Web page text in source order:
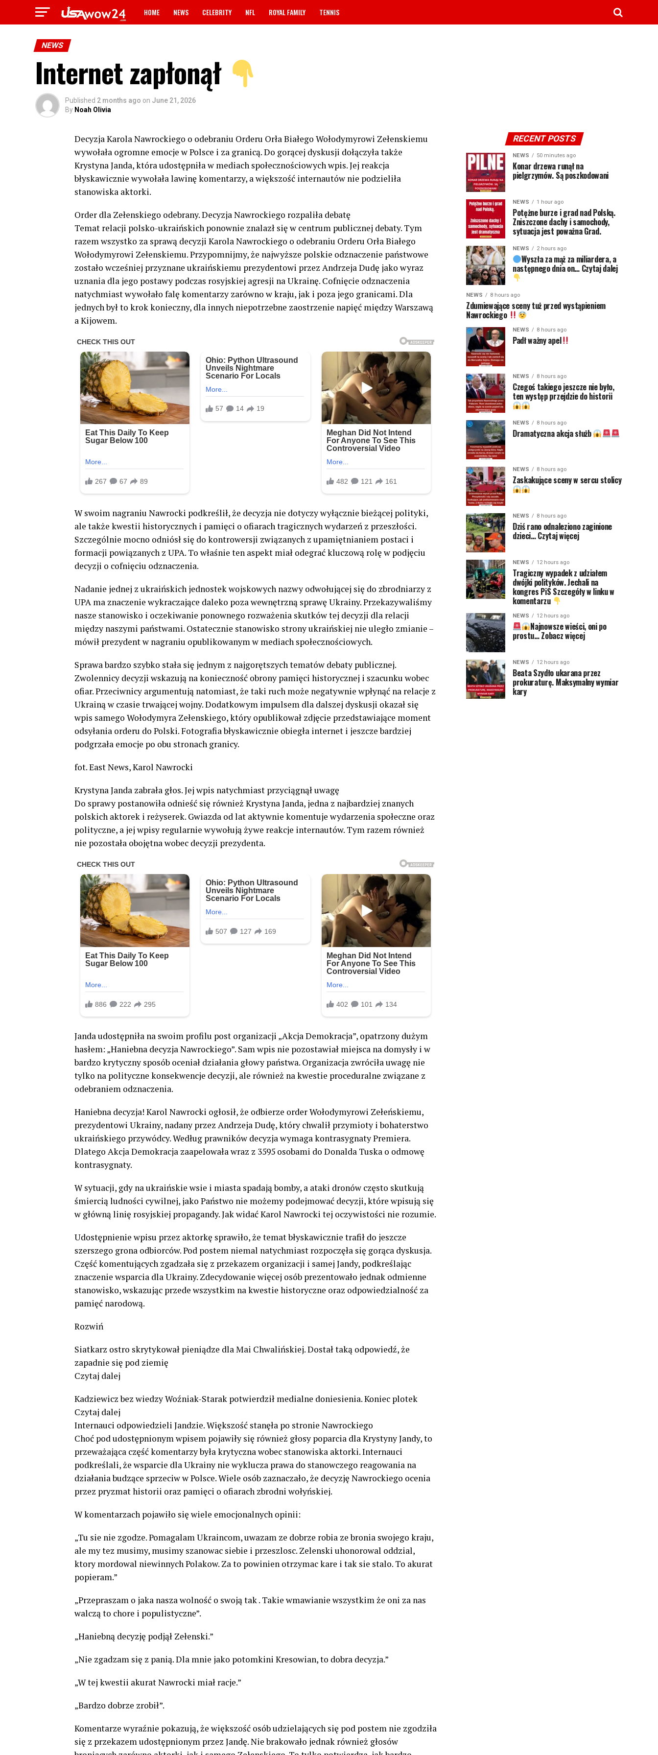
HOME NEWS CELEBRITY NFL ROYAL FAMILY TENNIS
NEWS
Internet zapłonął
Published 2 months ago on June 21, 2026
By Noah Olivia
Decyzja Karola Nawrockiego o odebraniu Orderu Orła Białego Wołodymyrowi Zełenskiemu
wywołała ogromne emocje w Polsce i za granicą. Do gorącej dyskusji dołączyła także
Krystyna Janda, która udostępniła w mediach społecznościowych wpis. Jej reakcja
błyskawicznie wywołała lawinę komentarzy, a większość internautów nie podzieliła
stanowiska aktorki.
Order dla Zełenskiego odebrany. Decyzja Nawrockiego rozpaliła debatę
Temat relacji polsko-ukraińskich ponownie znalazł się w centrum publicznej debaty. Tym
razem wszystko za sprawą decyzji Karola Nawrockiego o odebraniu Orderu Orła Białego
Wołodymyrowi Zełenskiemu. Przypomnijmy, że najwyższe polskie odznaczenie państwowe
zostało wcześniej przyznane ukraińskiemu prezydentowi przez Andrzeja Dudę jako wyraz
uznania dla jego postawy podczas rosyjskiej agresji na Ukrainę. Cofnięcie odznaczenia
natychmiast wywołało falę komentarzy zarówno w kraju, jak i poza jego granicami. Dla
jednych był to krok konieczny, dla innych niepotrzebne zaostrzenie napięć między Warszawą
a Kijowem.
W swoim nagraniu Nawrocki podkreślił, że decyzja nie dotyczy wyłącznie bieżącej polityki,
ale także kwestii historycznych i pamięci o ofiarach tragicznych wydarzeń z przeszłości.
Szczególnie mocno odniósł się do kontrowersji związanych z upamiętnianiem postaci i
formacji powiązanych z UPA. To właśnie ten aspekt miał odegrać kluczową rolę w podjęciu
decyzji o cofnięciu odznaczenia.
Nadanie jednej z ukraińskich jednostek wojskowych nazwy odwołującej się do zbrodniarzy z
UPA ma znaczenie wykraczające daleko poza wewnętrzną sprawę Ukrainy. Przekazywaliśmy
nasze stanowisko i oczekiwanie ponownego rozważenia skutków tej decyzji dla relacji
między naszymi państwami. Ostatecznie stanowisko strony ukraińskiej nie uległo zmianie –
mówił prezydent w nagraniu opublikowanym w mediach społecznościowych.
Sprawa bardzo szybko stała się jednym z najgorętszych tematów debaty publicznej.
Zwolennicy decyzji wskazują na konieczność obrony pamięci historycznej i szacunku wobec
ofiar. Przeciwnicy argumentują natomiast, że taki ruch może negatywnie wpłynąć na relacje z
Ukrainą w czasie trwającej wojny. Dodatkowym impulsem dla dalszej dyskusji okazał się
wpis samego Wołodymyra Zełenskiego, który opublikował zdjęcie przedstawiające moment
odsyłania orderu do Polski. Fotografia błyskawicznie obiegła internet i jeszcze bardziej
podgrzała emocje po obu stronach granicy.
fot. East News, Karol Nawrocki
Krystyna Janda zabrała głos. Jej wpis natychmiast przyciągnął uwagę
Do sprawy postanowiła odnieść się również Krystyna Janda, jedna z najbardziej znanych
polskich aktorek i reżyserek. Gwiazda od lat aktywnie komentuje wydarzenia społeczne oraz
polityczne, a jej wpisy regularnie wywołują żywe reakcje internautów. Tym razem również
nie pozostała obojętna wobec decyzji prezydenta.
Janda udostępniła na swoim profilu post organizacji „Akcja Demokracja”, opatrzony dużym
hasłem: „Haniebna decyzja Nawrockiego”. Sam wpis nie pozostawiał miejsca na domysły i w
bardzo krytyczny sposób oceniał działania głowy państwa. Organizacja zwróciła uwagę nie
tylko na polityczne konsekwencje decyzji, ale również na kwestie proceduralne związane z
odebraniem odznaczenia.
Haniebna decyzja! Karol Nawrocki ogłosił, że odbierze order Wołodymyrowi Zełeńskiemu,
prezydentowi Ukrainy, nadany przez Andrzeja Dudę, który chwalił przymioty i bohaterstwo
ukraińskiego przywódcy. Według prawników decyzja wymaga kontrasygnaty Premiera.
Dlatego Akcja Demokracja zaapelowała wraz z 3595 osobami do Donalda Tuska o odmowę
kontrasygnaty.
W sytuacji, gdy na ukraińskie wsie i miasta spadają bomby, a ataki dronów często skutkują
śmiercią ludności cywilnej, jako Państwo nie możemy podejmować decyzji, które wpisują się
w główną linię rosyjskiej propagandy. Jak widać Karol Nawrocki tej oczywistości nie rozumie.
Udostępnienie wpisu przez aktorkę sprawiło, że temat błyskawicznie trafił do jeszcze
szerszego grona odbiorców. Pod postem niemal natychmiast rozpoczęła się gorąca dyskusja.
Część komentujących zgadzała się z przekazem organizacji i samej Jandy, podkreślając
znaczenie wsparcia dla Ukrainy. Zdecydowanie więcej osób prezentowało jednak odmienne
stanowisko, wskazując przede wszystkim na kwestie historyczne oraz odpowiedzialność za
pamięć narodową.
Rozwiń
Siatkarz ostro skrytykował pieniądze dla Mai Chwalińskiej. Dostał taką odpowiedź, że
zapadnie się pod ziemię
Czytaj dalej
Kadziewicz bez wiedzy Woźniak-Starak potwierdził medialne doniesienia. Koniec plotek
Czytaj dalej
Internauci odpowiedzieli Jandzie. Większość stanęła po stronie Nawrockiego
Choć pod udostępnionym wpisem pojawiły się również głosy poparcia dla Krystyny Jandy, to
przeważająca część komentarzy była krytyczna wobec stanowiska aktorki. Internauci
podkreślali, że wsparcie dla Ukrainy nie wyklucza prawa do stanowczego reagowania na
działania budzące sprzeciw w Polsce. Wiele osób zaznaczało, że decyzję Nawrockiego ocenia
przez pryzmat historii oraz pamięci o ofiarach zbrodni wołyńskiej.
W komentarzach pojawiło się wiele emocjonalnych opinii:
„Tu sie nie zgodze. Pomagalam Ukraincom, uwazam ze dobrze robia ze bronia swojego kraju,
ale my tez musimy, musimy szanowac siebie i przeszlosc. Zelenski uhonorowal oddzial,
ktory mordowal niewinnych Polakow. Za to powinien otrzymac kare i tak sie stalo. To akurat
popieram.”
„Przepraszam o jaka nasza wolność o swoją tak . Takie wmawianie wszystkim że oni za nas
walczą to chore i populistyczne”.
„Haniebną decyzję podjął Zełenski.”
„Nie zgadzam się z panią. Dla mnie jako potomkini Kresowian, to dobra decyzja.”
„W tej kwestii akurat Nawrocki miał racje.”
„Bardzo dobrze zrobił”.
Komentarze wyraźnie pokazują, że większość osób udzielających się pod postem nie zgodziła
się z przekazem udostępnionym przez Jandę. Nie brakowało jednak również głosów
RECENT POSTS
NEWS 50 minutes ago
Konar drzewa runął na
pielgrzymów. Są poszkodowani
NEWS 1 hour ago
Potężne burze i grad nad Polską.
Zniszczone dachy i samochody,
sytuacja jest poważna Grad.
NEWS 2 hours ago
Wyszła za mąż za miliardera, a
następnego dnia on… Czytaj dalej
NEWS 8 hours ago
Zdumiewające sceny tuż przed wystąpieniem
Nawrockiego
NEWS 8 hours ago
Padł ważny apel
NEWS 8 hours ago
Czegoś takiego jeszcze nie było,
ten występ przejdzie do historii
NEWS 8 hours ago
Dramatyczna akcja służb
NEWS 8 hours ago
Zaskakujące sceny w sercu stolicy
NEWS 8 hours ago
Dziś rano odnaleziono zaginione
dzieci… Czytaj więcej
NEWS 12 hours ago
Tragiczny wypadek z udziałem
dwójki polityków. Jechali na
kongres PiS Szczegóły w linku w
komentarzu
NEWS 12 hours ago
Najnowsze wieści, oni po
prostu… Zobacz więcej
NEWS 12 hours ago
Beata Szydło ukarana przez
prokuraturę. Maksymalny wymiar
kary